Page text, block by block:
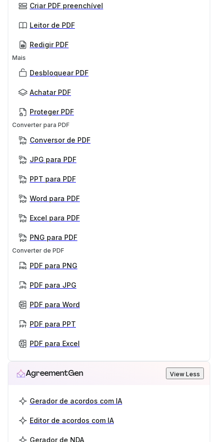
Criar PDF preenchível
Leitor de PDF
Redigir PDF
Mais
Desbloquear PDF
Achatar PDF
Proteger PDF
Converter para PDF
Conversor de PDF
JPG para PDF
PPT para PDF
Word para PDF
Excel para PDF
PNG para PDF
Converter de PDF
PDF para PNG
PDF para JPG
PDF para Word
PDF para PPT
PDF para Excel
AgreementGen View Less
Gerador de acordos com IA
Editor de acordos com IA
Gerador de NDA